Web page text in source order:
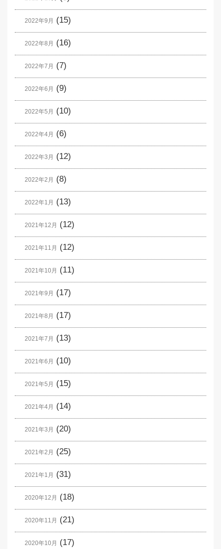
2022年9月 (15)
2022年8月 (16)
2022年7月 (7)
2022年6月 (9)
2022年5月 (10)
2022年4月 (6)
2022年3月 (12)
2022年2月 (8)
2022年1月 (13)
2021年12月 (12)
2021年11月 (12)
2021年10月 (11)
2021年9月 (17)
2021年8月 (17)
2021年7月 (13)
2021年6月 (10)
2021年5月 (15)
2021年4月 (14)
2021年3月 (20)
2021年2月 (25)
2021年1月 (31)
2020年12月 (18)
2020年11月 (21)
2020年10月 (17)